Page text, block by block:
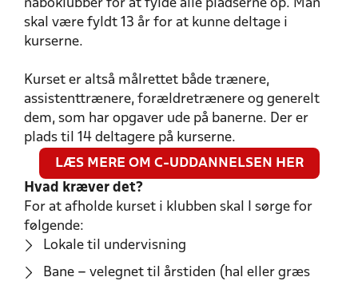
naboklubber for at fylde alle pladserne op. Man
skal være fyldt 13 år for at kunne deltage i
kurserne.
Kurset er altså målrettet både trænere,
assistenttrænere, forældretrænere og generelt
dem, som har opgaver ude på banerne. Der er
plads til 14 deltagere på kurserne.
LÆS MERE OM C-UDDANNELSEN HER
Hvad kræver det?
For at afholde kurset i klubben skal I sørge for
følgende:
Lokale til undervisning
Bane – velegnet til årstiden (hal eller græs